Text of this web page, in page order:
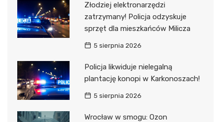
Złodziej elektronarzędzi
zatrzymany! Policja odzyskuje
sprzęt dla mieszkańców Milicza
5 sierpnia 2026
Policja likwiduje nielegalną
plantację konopi w Karkonoszach!
5 sierpnia 2026
Wrocław w smogu: Ozon